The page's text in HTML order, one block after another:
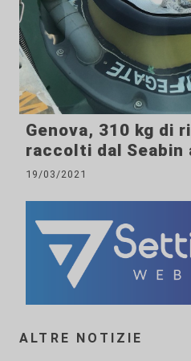
Genova, 310 kg di
raccolti dal
19/03/2021
ALTRE NOTIZIE